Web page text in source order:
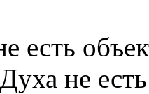
есть
не